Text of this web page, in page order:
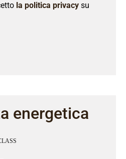
la politica privacy su
energetica